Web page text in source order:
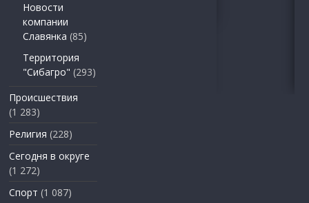
Новости
компании
Славянка (85)
Территория
"Сибагро" (293)
Происшествия
(1 283)
Религия (228)
Сегодня в округе
(1 272)
Спорт (1 087)